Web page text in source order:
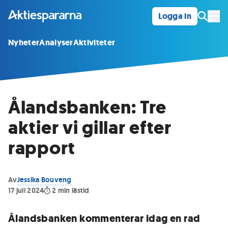
Logga in
NyheterAnalyserAktiviteter
Ålandsbanken: Tre
aktier vi gillar efter
rapport
AvJessika Bouveng
17 juli 2024
2 min lästid
Ålandsbanken kommenterar idag en rad